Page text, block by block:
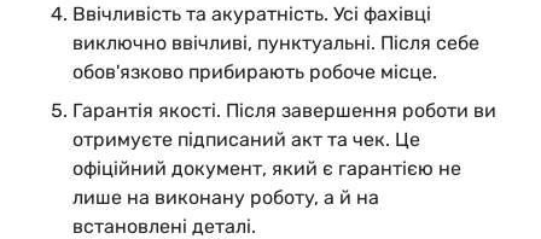
Ввічливість та акуратність. Усі фахівці
виключно ввічливі, пунктуальні. Після себе
обов'язково прибирають робоче місце.
Гарантія якості. Після завершення роботи ви
отримуєте підписаний акт та чек. Це
офіційний документ, який є гарантією не
лише на виконану роботу, а й на
встановлені деталі.